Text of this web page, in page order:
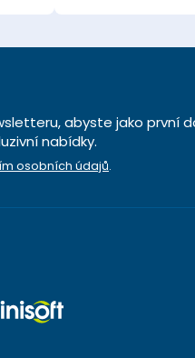
abyste jako první
nabídky.
osobních údajů.